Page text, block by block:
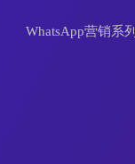
WhatsApp营销系列